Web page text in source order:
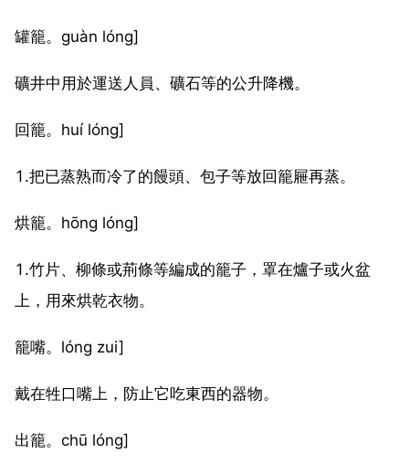
罐籠。guàn lóng]
礦井中用於運送人員、礦石等的公升降機。
回籠。huí lóng]
1.把已蒸熟而冷了的饅頭、包子等放回籠屜再蒸。
烘籠。hōng lóng]
1.竹片、柳條或荊條等編成的籠子，罩在爐子或火盆
上，用來烘乾衣物。
籠嘴。lóng zui]
戴在牲口嘴上，防止它吃東西的器物。
出籠。chū lóng]